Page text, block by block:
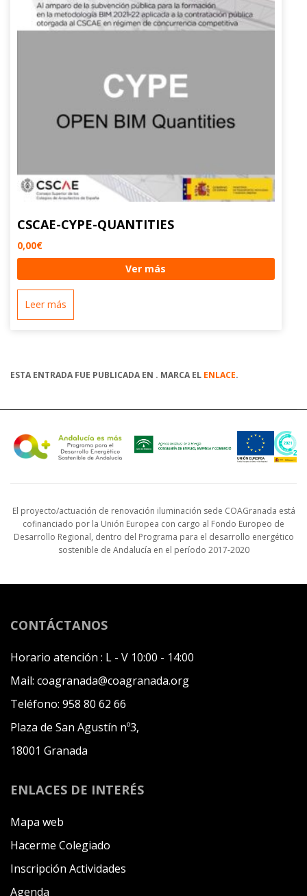
CSCAE-CYPE-QUANTITIES
0,00€
Ver más
Leer más
ESTA ENTRADA FUE PUBLICADA EN . MARCA EL ENLACE.
El proyecto/actuación de renovación iluminación sede COAGranada está
cofinanciado por la Unión Europea con cargo al Fondo Europeo de
Desarrollo Regional, dentro del Programa para el desarrollo energético
sostenible de Andalucía en el período 2017-2020
CONTÁCTANOS
Horario atención : L - V 10:00 - 14:00
Mail: coagranada@coagranada.org
Teléfono: 958 80 62 66
Plaza de San Agustín nº3,
18001 Granada
ENLACES DE INTERÉS
Mapa web
Hacerme Colegiado
Inscripción Actividades
Agenda